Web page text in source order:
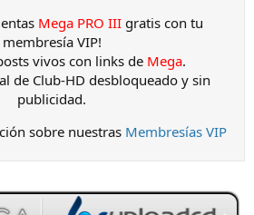
Mega PRO III gratis con tu
membresía VIP!
vivos con links de Mega.
de Club-HD desbloqueado y sin
publicidad.
sobre nuestras Membresías VIP